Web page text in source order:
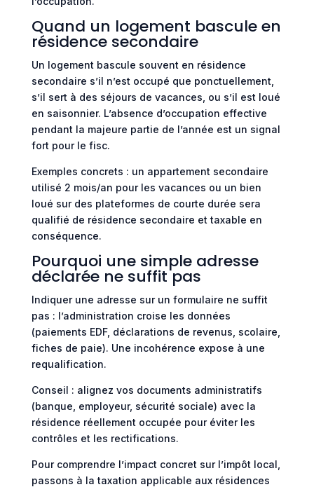
Quand un logement bascule en
résidence secondaire
Un logement bascule souvent en résidence
secondaire s’il n’est occupé que ponctuellement,
s’il sert à des séjours de vacances, ou s’il est loué
en saisonnier. L’absence d’occupation effective
pendant la majeure partie de l’année est un signal
fort pour le fisc.
Exemples concrets : un appartement secondaire
utilisé 2 mois/an pour les vacances ou un bien
loué sur des plateformes de courte durée sera
qualifié de résidence secondaire et taxable en
conséquence.
Pourquoi une simple adresse
déclarée ne suffit pas
Indiquer une adresse sur un formulaire ne suffit
pas : l’administration croise les données
(paiements EDF, déclarations de revenus, scolaire,
fiches de paie). Une incohérence expose à une
requalification.
Conseil : alignez vos documents administratifs
(banque, employeur, sécurité sociale) avec la
résidence réellement occupée pour éviter les
contrôles et les rectifications.
Pour comprendre l’impact concret sur l’impôt local,
passons à la taxation applicable aux résidences